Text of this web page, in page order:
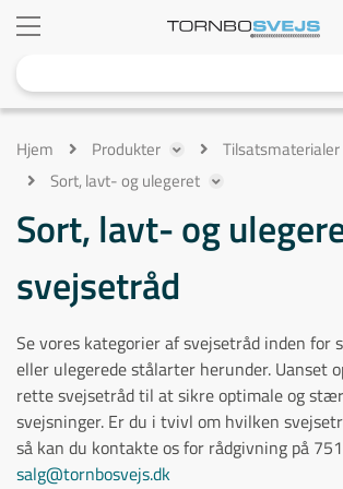
Hjem Produkter
Tilsatsmaterialer
Sort, lavt- og ulegeret
Sort, lavt- og
svejsetråd
Se vores kategorier af svejsetråd inden for
eller ulegerede stålarter herunder. Uanset
rette svejsetråd til at sikre optimale og
svejsninger. Er du i tvivl om hvilken
så kan du kontakte os for rådgivning på
salg@tornbosvejs.dk